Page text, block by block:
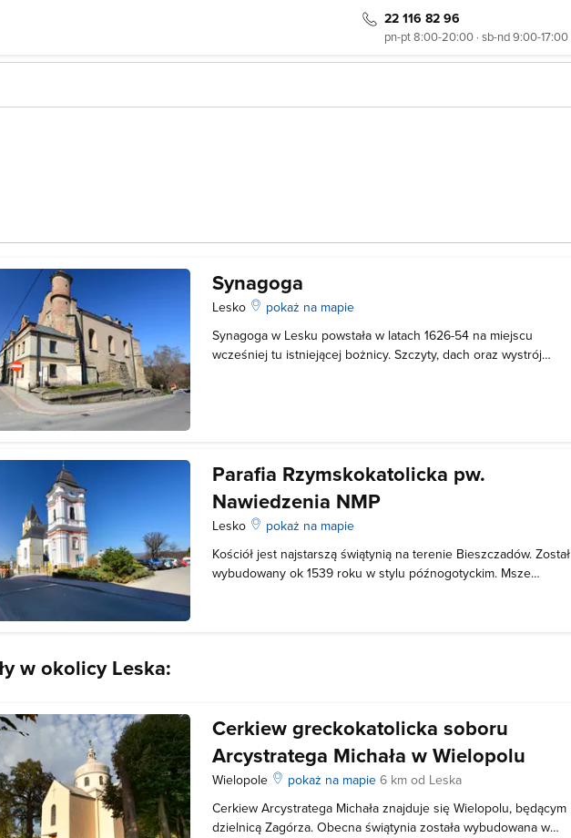
22 116 82 96
pn-pt 8:00-20:00 · sb-nd 9:00-17:00
Synagoga
Lesko
pokaż na mapie
Synagoga w Lesku powstała w latach 1626-54 na miejscu
wcześniej tu istniejącej bożnicy. Szczyty, dach oraz wystrój
Parafia Rzymskokatolicka pw.
Nawiedzenia NMP
Lesko
pokaż na mapie
Kościół jest najstarszą świątynią na terenie Bieszczadów. Został
wybudowany ok 1539 roku w stylu późnogotyckim. Msze
w okolicy Leska:
Cerkiew greckokatolicka soboru
Arcystratega Michała w Wielopolu
Wielopole pokaż na mapie6 km od Leska
Cerkiew Arcystratega Michała znajduje się Wielopolu, będącym
dzielnicą Zagórza. Obecna świątynia została wybudowana w